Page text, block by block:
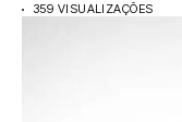
359 VISUALIZAÇÕES